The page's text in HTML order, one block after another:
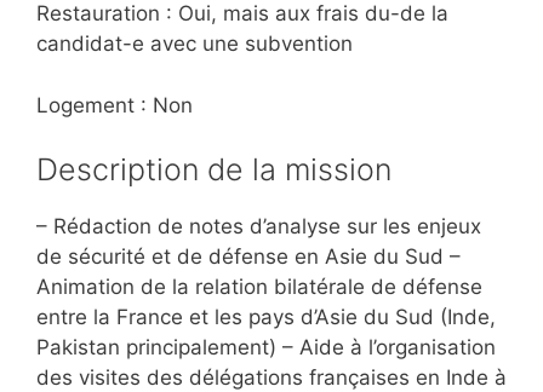
Restauration : Oui, mais aux frais du-de la
candidat-e avec une subvention
Logement : Non
Description de la mission
– Rédaction de notes d’analyse sur les enjeux
de sécurité et de défense en Asie du Sud –
Animation de la relation bilatérale de défense
entre la France et les pays d’Asie du Sud (Inde,
Pakistan principalement) – Aide à l’organisation
des visites des délégations françaises en Inde à